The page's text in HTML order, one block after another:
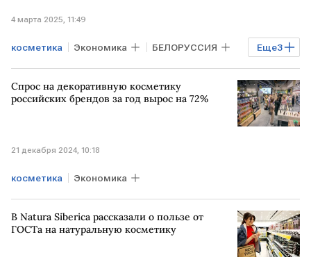
4 марта 2025, 11:49
Еще3
косметика Экономика БЕЛОРУССИЯ
Ozon парфюмерия Бизнес
Спрос на декоративную косметику
российских брендов за год вырос на 72%
21 декабря 2024, 10:18
косметика Экономика
В Natura Siberica рассказали о пользе от
ГОСТа на натуральную косметику